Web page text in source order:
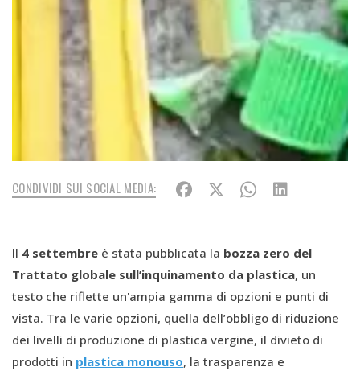
CONDIVIDI SUI SOCIAL MEDIA:
Il 4 settembre è stata pubblicata la bozza zero del
Trattato globale sull’inquinamento da plastica, un
testo che riflette un'ampia gamma di opzioni e punti di
vista. Tra le varie opzioni, quella dell’obbligo di riduzione
dei livelli di produzione di plastica vergine, il divieto di
prodotti in plastica monouso, la trasparenza e